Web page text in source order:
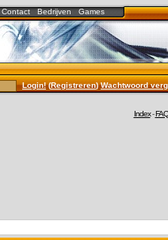
Contact Bedrijven Games
Login!(Registreren)Wachtwoord
Index-FAQ